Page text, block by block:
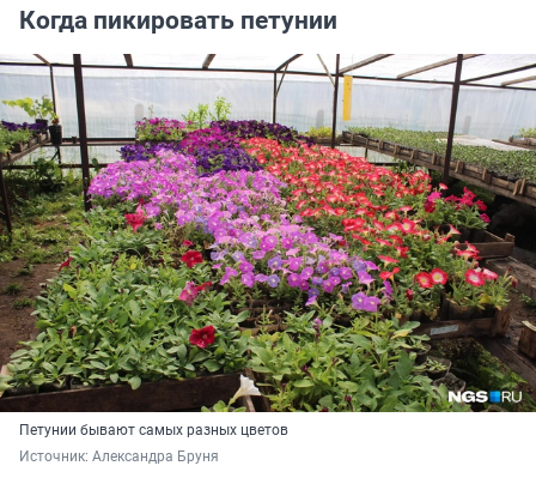
Когда пикировать петунии
Петунии бывают самых разных цветов
Источник: Александра Бруня